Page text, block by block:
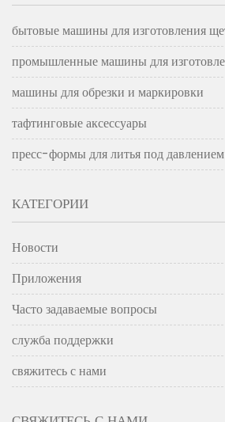
бытовые машины для изготовления
промышленные машины для
машины для обрезки и маркировки
тафтинговые аксессуары
пресс-формы для литья под давлением
КАТЕГОРИИ
Новости
Приложения
Часто задаваемые вопросы
служба поддержки
свяжитесь с нами